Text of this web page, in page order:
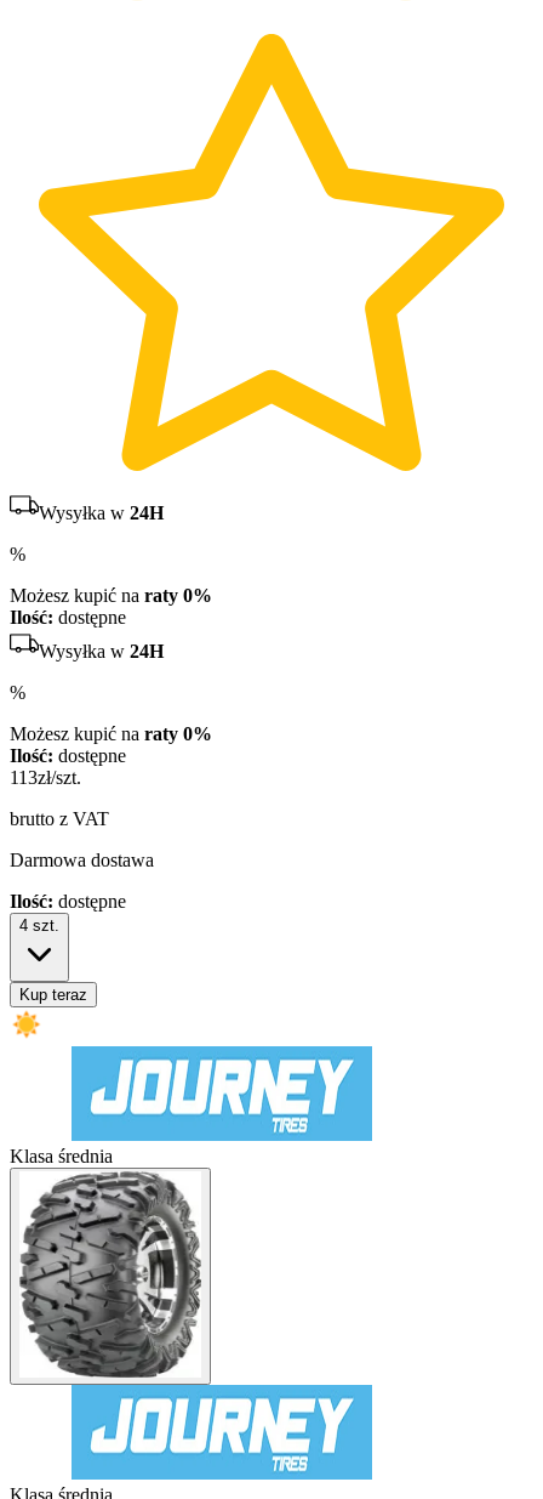
Wysyłka w 24H
%
Możesz kupić na raty 0%
Ilość: dostępne
Wysyłka w 24H
%
Możesz kupić na raty 0%
Ilość: dostępne
113zł/szt.
brutto z VAT
Darmowa dostawa
Ilość: dostępne
4 szt.
Kup teraz
Klasa średnia
Klasa średnia